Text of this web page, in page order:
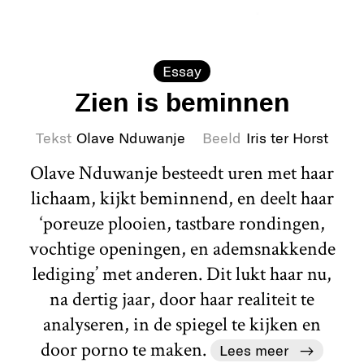
Essay
Zien is beminnen
Tekst Olave Nduwanje Beeld Iris ter Horst
Olave Nduwanje besteedt uren met haar
lichaam, kijkt beminnend, en deelt haar
‘poreuze plooien, tastbare rondingen,
vochtige openingen, en ademsnakkende
lediging’ met anderen. Dit lukt haar nu,
na dertig jaar, door haar realiteit te
analyseren, in de spiegel te kijken en
door porno te maken.
Lees meer